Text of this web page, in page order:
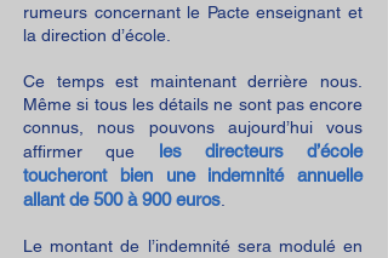
rumeurs concernant le Pacte enseignant et
la direction d’école.
Ce temps est maintenant derrière nous.
Même si tous les détails ne sont pas encore
connus, nous pouvons aujourd’hui vous
affirmer que les directeurs d’école
toucheront bien une indemnité annuelle
allant de 500 à 900 euros
Le montant de l’indemnité sera modulé en